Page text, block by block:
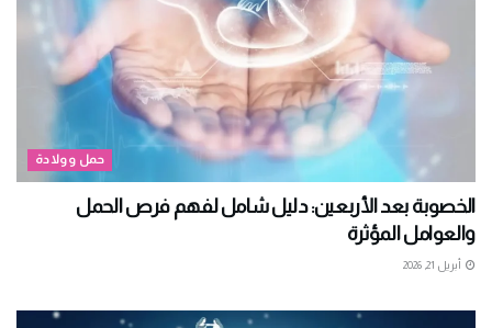
حمل وولادة
الخصوبة بعد الأربعين: دليل شامل لفهم فرص الحمل
والعوامل المؤثرة
أبريل 21, 2026